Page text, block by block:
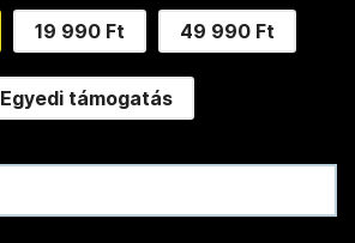
19 990 Ft 49 990 Ft
Egyedi támogatás